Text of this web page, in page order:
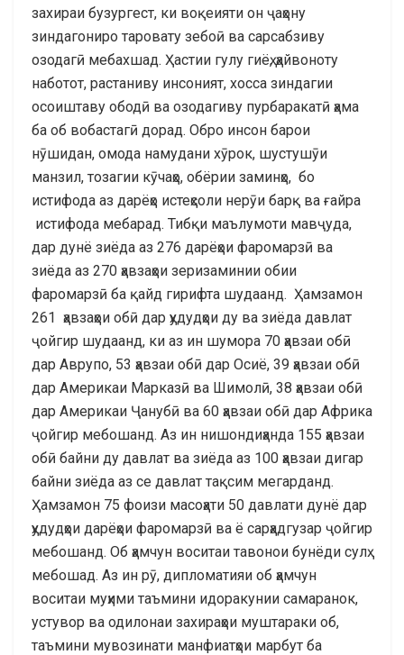
захираи бузургест, ки воқеияти он ҷаҳону
зиндагониро таровату зебоӣ ва сарсабзиву
озодагӣ мебахшад. Ҳастии гулу гиёҳ, ҳайвоноту
наботот, растаниву инсоният, хосса зиндагии
осоиштаву ободӣ ва озодагиву пурбаракатӣ ҳама
ба об вобастагӣ дорад. Обро инсон барои
нӯшидан, омода намудани хӯрок, шустушӯи
манзил, тозагии кӯчаҳо, обёрии заминҳо, бо
истифода аз дарёҳо истеҳсоли нерӯи барқ ва ғайра
истифода мебарад. Тибқи маълумоти мавҷуда,
дар дунё зиёда аз 276 дарёҳои фаромарзӣ ва
зиёда аз 270 ҳавзаҳои зеризаминии обии
фаромарзӣ ба қайд гирифта шудаанд. Ҳамзамон
261 ҳавзаҳои обӣ дар ҳудудҳои ду ва зиёда давлат
ҷойгир шудаанд, ки аз ин шумора 70 ҳавзаи обӣ
дар Аврупо, 53 ҳавзаи обӣ дар Осиё, 39 ҳавзаи обӣ
дар Америкаи Марказӣ ва Шимолӣ, 38 ҳавзаи обӣ
дар Америкаи Ҷанубӣ ва 60 ҳавзаи обӣ дар Африка
ҷойгир мебошанд. Аз ин нишондиҳанда 155 ҳавзаи
обӣ байни ду давлат ва зиёда аз 100 ҳавзаи дигар
байни зиёда аз се давлат тақсим мегарданд.
Ҳамзамон 75 фоизи масоҳати 50 давлати дунё дар
ҳудудҳои дарёҳои фаромарзӣ ва ё сарҳадгузар ҷойгир
мебошанд. Об ҳамчун воситаи тавонои бунёди сулҳ
мебошад. Аз ин рӯ, дипломатияи об ҳамчун
воситаи муҳими таъмини идоракунии самаранок,
устувор ва одилонаи захираҳои муштараки об,
таъмини мувозинати манфиатҳои марбут ба